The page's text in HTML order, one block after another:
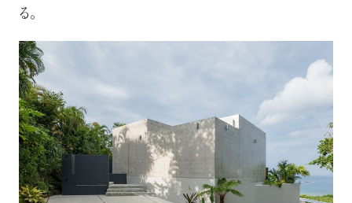
る。